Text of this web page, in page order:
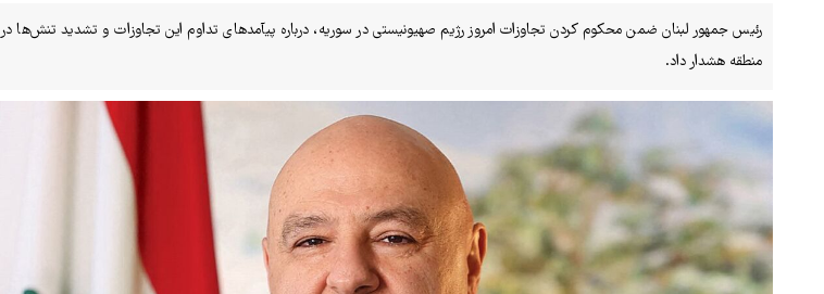
رئیس جمهور لبنان ضمن محکوم کردن تجاوزات امروز رژیم صهیونیستی در سوریه، درباره پیآمدهای تداوم این تجاوزات و تشدید تنش‌ها در
منطقه هشدار داد.